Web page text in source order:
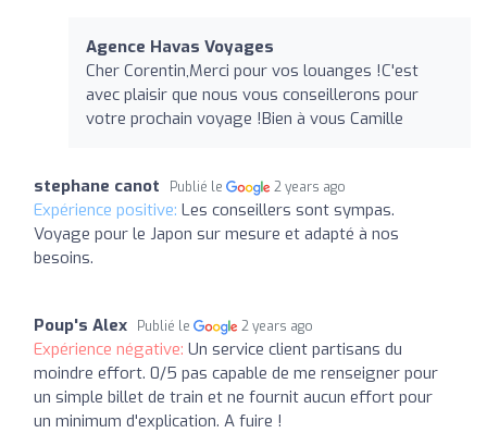
Agence Havas Voyages
Cher Corentin,Merci pour vos louanges !C'est
avec plaisir que nous vous conseillerons pour
votre prochain voyage !Bien à vous Camille
stephane canot Publié le 2 years ago
Expérience positive: Les conseillers sont sympas.
Voyage pour le Japon sur mesure et adapté à nos
besoins.
Poup's Alex Publié le 2 years ago
Expérience négative: Un service client partisans du
moindre effort. 0/5 pas capable de me renseigner pour
un simple billet de train et ne fournit aucun effort pour
un minimum d'explication. A fuire !